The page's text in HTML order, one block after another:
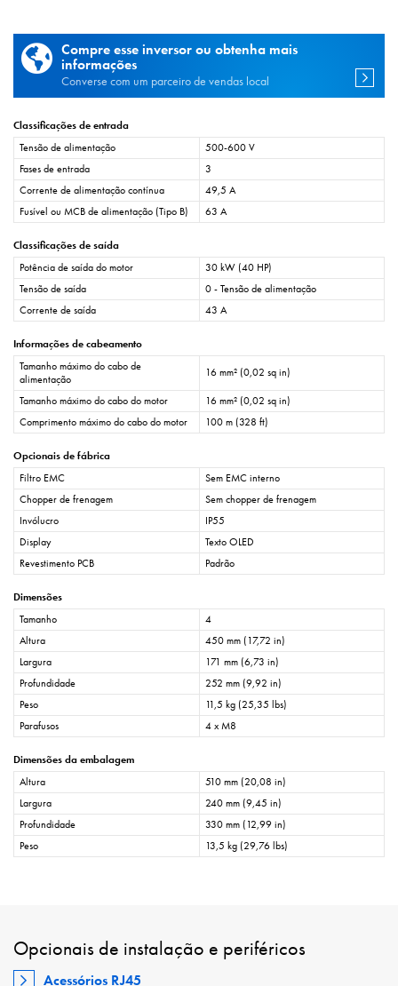
Compre esse inversor ou obtenha mais
informações
Converse com um parceiro de vendas local
Classificações de entrada
Tensão de alimentação
500-600 V
Fases de entrada
3
Corrente de alimentação contínua
49,5 A
Fusível ou MCB de alimentação (Tipo B)
63 A
Classificações de saída
Potência de saída do motor
30 kW (40 HP)
Tensão de saída
0 - Tensão de alimentação
Corrente de saída
43 A
Informações de cabeamento
Tamanho máximo do cabo de
alimentação
16 mm² (0,02 sq in)
Tamanho máximo do cabo do motor
16 mm² (0,02 sq in)
Comprimento máximo do cabo do motor
100 m (328 ft)
Opcionais de fábrica
Filtro EMC
Sem EMC interno
Chopper de frenagem
Sem chopper de frenagem
Invólucro
IP55
Display
Texto OLED
Revestimento PCB
Padrão
Dimensões
Tamanho
4
Altura
450 mm (17,72 in)
Largura
171 mm (6,73 in)
Profundidade
252 mm (9,92 in)
Peso
11,5 kg (25,35 lbs)
Parafusos
4 x M8
Dimensões da embalagem
Altura
510 mm (20,08 in)
Largura
240 mm (9,45 in)
Profundidade
330 mm (12,99 in)
Peso
13,5 kg (29,76 lbs)
Opcionais de instalação e periféricos
Acessórios RJ45